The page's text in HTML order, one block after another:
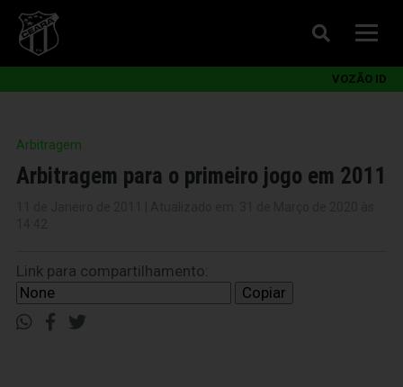
VOZÃO ID
Arbitragem
Arbitragem para o primeiro jogo em 2011
Link para compartilhamento:
Copiar